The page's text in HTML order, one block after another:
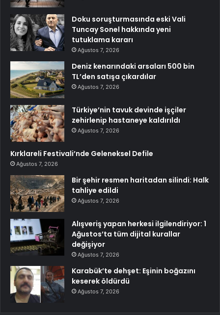
Doku soruşturmasında eski Vali
Tuncay Sonel hakkında yeni
tutuklama kararı
Ağustos 7, 2026
Deniz kenarındaki arsaları 500 bin
TL’den satışa çıkardılar
Ağustos 7, 2026
Türkiye’nin tavuk devinde işçiler
zehirlenip hastaneye kaldırıldı
Ağustos 7, 2026
Kırklareli Festivali’nde Geleneksel Defile
Ağustos 7, 2026
Bir şehir resmen haritadan silindi: Halk
tahliye edildi
Ağustos 7, 2026
Alışveriş yapan herkesi ilgilendiriyor: 1
Ağustos’ta tüm dijital kurallar
değişiyor
Ağustos 7, 2026
Karabük’te dehşet: Eşinin boğazını
keserek öldürdü
Ağustos 7, 2026